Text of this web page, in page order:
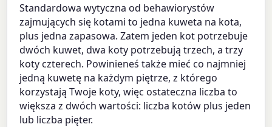
Standardowa wytyczna od behawiorystów
zajmujących się kotami to jedna kuweta na kota,
plus jedna zapasowa. Zatem jeden kot potrzebuje
dwóch kuwet, dwa koty potrzebują trzech, a trzy
koty czterech. Powinieneś także mieć co najmniej
jedną kuwetę na każdym piętrze, z którego
korzystają Twoje koty, więc ostateczna liczba to
większa z dwóch wartości: liczba kotów plus jeden
lub liczba pięter.